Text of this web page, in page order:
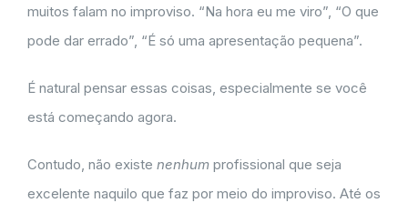
muitos falam no improviso. “Na hora eu me viro”, “O que
pode dar errado”, “É só uma apresentação pequena”.
É natural pensar essas coisas, especialmente se você
está começando agora.
Contudo, não existe nenhum profissional que seja
excelente naquilo que faz por meio do improviso. Até os